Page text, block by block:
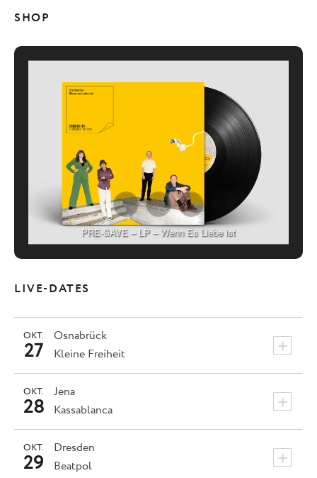
SHOP
PRE-SAVE – LP – Wenn Es Liebe ist
LIVE-DATES
Osnabrück +
OKT.
27 Kleine Freiheit
Jena +
OKT.
28 Kassablanca
Dresden +
OKT.
29 Beatpol